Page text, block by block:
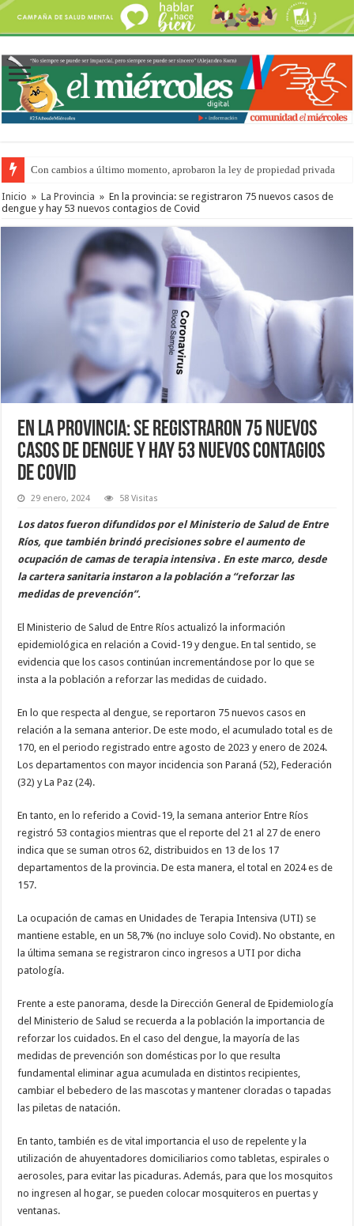
Con cambios a último momento, aprobaron la ley de propiedad privada
Inicio » La Provincia » En la provincia: se registraron 75 nuevos casos de
dengue y hay 53 nuevos contagios de Covid
En la provincia: se registraron 75 nuevos
casos de dengue y hay 53 nuevos contagios
de Covid
29 enero, 2024 58 Visitas
Los datos fueron difundidos por el Ministerio de Salud de Entre
Ríos, que también brindó precisiones sobre el aumento de
ocupación de camas de terapia intensiva . En este marco, desde
la cartera sanitaria instaron a la población a “reforzar las
medidas de prevención”.
El Ministerio de Salud de Entre Ríos actualizó la información
epidemiológica en relación a Covid-19 y dengue. En tal sentido, se
evidencia que los casos continúan incrementándose por lo que se
insta a la población a reforzar las medidas de cuidado.
En lo que respecta al dengue, se reportaron 75 nuevos casos en
relación a la semana anterior. De este modo, el acumulado total es de
170, en el periodo registrado entre agosto de 2023 y enero de 2024.
Los departamentos con mayor incidencia son Paraná (52), Federación
(32) y La Paz (24).
En tanto, en lo referido a Covid-19, la semana anterior Entre Ríos
registró 53 contagios mientras que el reporte del 21 al 27 de enero
indica que se suman otros 62, distribuidos en 13 de los 17
departamentos de la provincia. De esta manera, el total en 2024 es de
157.
La ocupación de camas en Unidades de Terapia Intensiva (UTI) se
mantiene estable, en un 58,7% (no incluye solo Covid). No obstante, en
la última semana se registraron cinco ingresos a UTI por dicha
patología.
Frente a este panorama, desde la Dirección General de Epidemiología
del Ministerio de Salud se recuerda a la población la importancia de
reforzar los cuidados. En el caso del dengue, la mayoría de las
medidas de prevención son domésticas por lo que resulta
fundamental eliminar agua acumulada en distintos recipientes,
cambiar el bebedero de las mascotas y mantener cloradas o tapadas
las piletas de natación.
En tanto, también es de vital importancia el uso de repelente y la
utilización de ahuyentadores domiciliarios como tabletas, espirales o
aerosoles, para evitar las picaduras. Además, para que los mosquitos
no ingresen al hogar, se pueden colocar mosquiteros en puertas y
ventanas.